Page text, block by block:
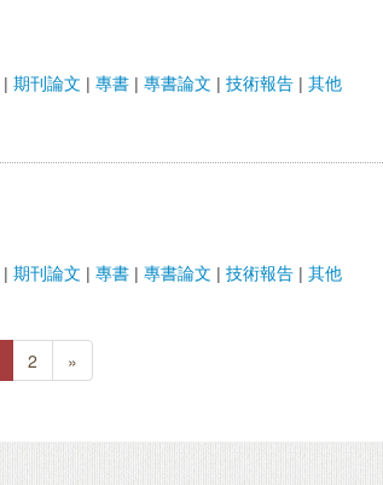
| 期刊論文 | 專書 | 專書論文 | 技術報告 | 其他
| 期刊論文 | 專書 | 專書論文 | 技術報告 | 其他
2 »